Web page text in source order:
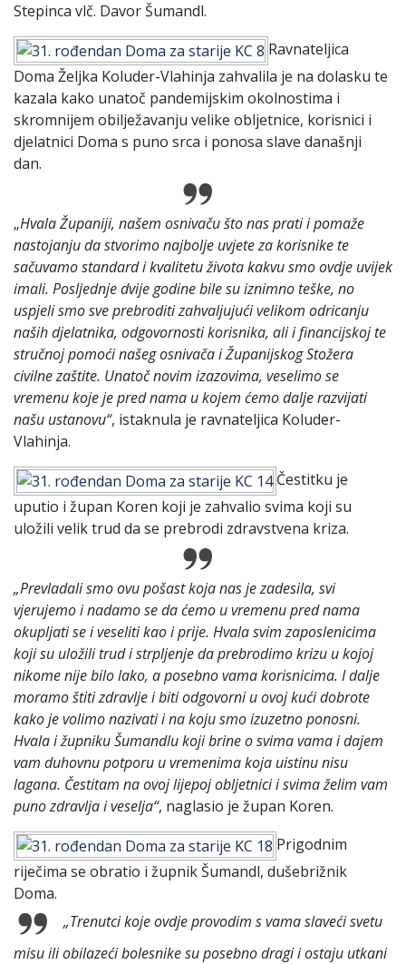
Stepinca vlč. Davor Šumandl.
Ravnateljica
Doma Željka Koluder-Vlahinja zahvalila je na dolasku te
kazala kako unatoč pandemijskim okolnostima i
skromnijem obilježavanju velike obljetnice, korisnici i
djelatnici Doma s puno srca i ponosa slave današnji
dan.
„Hvala Županiji, našem osnivaču što nas prati i pomaže
nastojanju da stvorimo najbolje uvjete za korisnike te
sačuvamo standard i kvalitetu života kakvu smo ovdje uvijek
imali. Posljednje dvije godine bile su iznimno teške, no
uspjeli smo sve prebroditi zahvaljujući velikom odricanju
naših djelatnika, odgovornosti korisnika, ali i financijskoj te
stručnoj pomoći našeg osnivača i Županijskog Stožera
civilne zaštite. Unatoč novim izazovima, veselimo se
vremenu koje je pred nama u kojem ćemo dalje razvijati
našu ustanovu“, istaknula je ravnateljica Koluder-
Vlahinja.
Čestitku je
uputio i župan Koren koji je zahvalio svima koji su
uložili velik trud da se prebrodi zdravstvena kriza.
„Prevladali smo ovu pošast koja nas je zadesila, svi
vjerujemo i nadamo se da ćemo u vremenu pred nama
okupljati se i veseliti kao i prije. Hvala svim zaposlenicima
koji su uložili trud i strpljenje da prebrodimo krizu u kojoj
nikome nije bilo lako, a posebno vama korisnicima. I dalje
moramo štiti zdravlje i biti odgovorni u ovoj kući dobrote
kako je volimo nazivati i na koju smo izuzetno ponosni.
Hvala i župniku Šumandlu koji brine o svima vama i dajem
vam duhovnu potporu u vremenima koja uistinu nisu
lagana. Čestitam na ovoj lijepoj obljetnici i svima želim vam
puno zdravlja i veselja“, naglasio je župan Koren.
Prigodnim
riječima se obratio i župnik Šumandl, dušebrižnik
Doma.
„Trenutci koje ovdje provodim s vama slaveći svetu
misu ili obilazeći bolesnike su posebno dragi i ostaju utkani